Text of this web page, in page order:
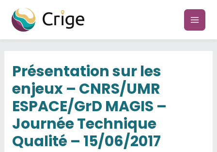
contenu
main
Présentation sur les
enjeux – CNRS/UMR
ESPACE/GrD MAGIS –
Journée Technique
Qualité – 15/06/2017